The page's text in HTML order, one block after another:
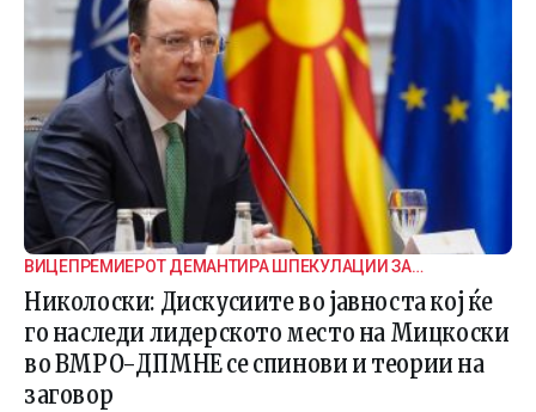
ВИЦЕПРЕМИЕРОТ ДЕМАНТИРА ШПЕКУЛАЦИИ ЗА
ВНАТРЕПАРТИСКИ ПОДЕЛБИ
Николоски: Дискусиите во јавноста кој ќе
го наследи лидерското место на Мицкоски
во ВМРО-ДПМНЕ се спинови и теории на
заговор